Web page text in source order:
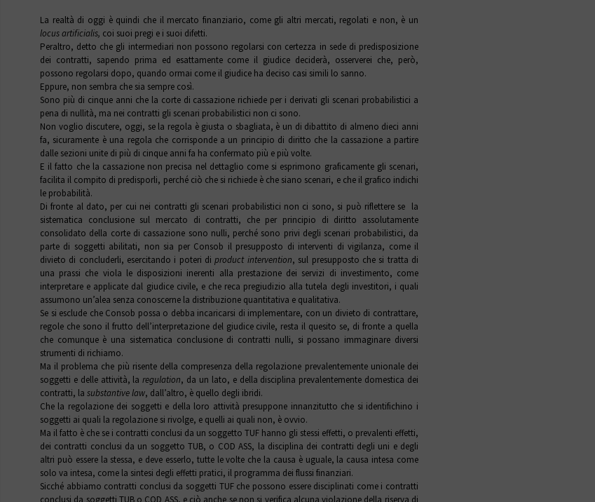
La realtà di oggi è quindi che il mercato finanziario, come gli altri mercati, regolati e non, è un
locus artificialis, coi suoi pregi e i suoi difetti.
Peraltro, detto che gli intermediari non possono regolarsi con certezza in sede di predisposizione
dei contratti, sapendo prima ed esattamente come il giudice deciderà, osserverei che, però,
possono regolarsi dopo, quando ormai come il giudice ha deciso casi simili lo sanno.
Eppure, non sembra che sia sempre così.
Sono più di cinque anni che la corte di cassazione richiede per i derivati gli scenari probabilistici a
pena di nullità, ma nei contratti gli scenari probabilistici non ci sono.
Non voglio discutere, oggi, se la regola è giusta o sbagliata, è un di dibattito di almeno dieci anni
fa, sicuramente è una regola che corrisponde a un principio di diritto che la cassazione a partire
dalle sezioni unite di più di cinque anni fa ha confermato più e più volte.
E il fatto che la cassazione non precisa nel dettaglio come si esprimono graficamente gli scenari,
facilita il compito di predisporli, perché ciò che si richiede è che siano scenari, e che il grafico indichi
le probabilità.
Di fronte al dato, per cui nei contratti gli scenari probabilistici non ci sono, si può riflettere se la
sistematica conclusione sul mercato di contratti, che per principio di diritto assolutamente
consolidato della corte di cassazione sono nulli, perché sono privi degli scenari probabilistici, da
parte di soggetti abilitati, non sia per Consob il presupposto di interventi di vigilanza, come il
divieto di concluderli, esercitando i poteri diproduct intervention, sul presupposto che si tratta di
una prassi che viola le disposizioni inerenti alla prestazione dei servizi di investimento, come
interpretare e applicate dal giudice civile, e che reca pregiudizio alla tutela degli investitori, i quali
assumono un’alea senza conoscerne la distribuzione quantitativa e qualitativa.
Se si esclude che Consob possa o debba incaricarsi di implementare, con un divieto di contrattare,
regole che sono il frutto dell’interpretazione del giudice civile, resta il quesito se, di fronte a quella
che comunque è una sistematica conclusione di contratti nulli, si possano immaginare diversi
strumenti di richiamo.
Ma il problema che più risente della compresenza della regolazione prevalentemente unionale dei
soggetti e delle attività, laregulation, da un lato, e della disciplina prevalentemente domestica dei
contratti, la substantive law, dall’altro, è quello degli ibridi.
Che la regolazione dei soggetti e della loro attività presuppone innanzitutto che si identifichino i
soggetti ai quali la regolazione si rivolge, e quelli ai quali non, è ovvio.
Ma il fatto è che se i contratti conclusi da un soggetto TUF hanno gli stessi effetti, o prevalenti effetti,
dei contratti conclusi da un soggetto TUB, o COD ASS, la disciplina dei contratti degli uni e degli
altri può essere la stessa, e deve esserlo, tutte le volte che la causa è uguale, la causa intesa come
solo va intesa, come la sintesi degli effetti pratici, il programma dei flussi finanziari.
Sicché abbiamo contratti conclusi da soggetti TUF che possono essere disciplinati come i contratti
conclusi da soggetti TUB o COD ASS, e ciò anche se non si verifica alcuna violazione della riserva di